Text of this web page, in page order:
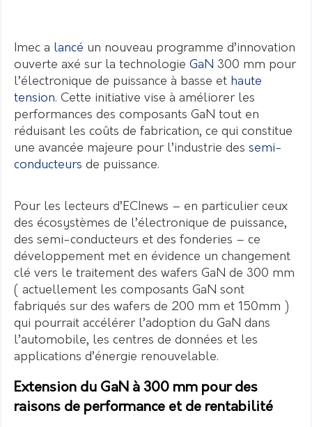
Imec a lancé un nouveau programme d’innovation
ouverte axé sur la technologie GaN 300 mm pour
l’électronique de puissance à basse et haute
tension. Cette initiative vise à améliorer les
performances des composants GaN tout en
réduisant les coûts de fabrication, ce qui constitue
une avancée majeure pour l’industrie des semi-
conducteurs de puissance.
Pour les lecteurs d’ECInews – en particulier ceux
des écosystèmes de l’électronique de puissance,
des semi-conducteurs et des fonderies – ce
développement met en évidence un changement
clé vers le traitement des wafers GaN de 300 mm
( actuellement les composants GaN sont
fabriqués sur des wafers de 200 mm et 150mm )
qui pourrait accélérer l’adoption du GaN dans
l’automobile, les centres de données et les
applications d’énergie renouvelable.
Extension du GaN à 300 mm pour des
raisons de performance et de rentabilité